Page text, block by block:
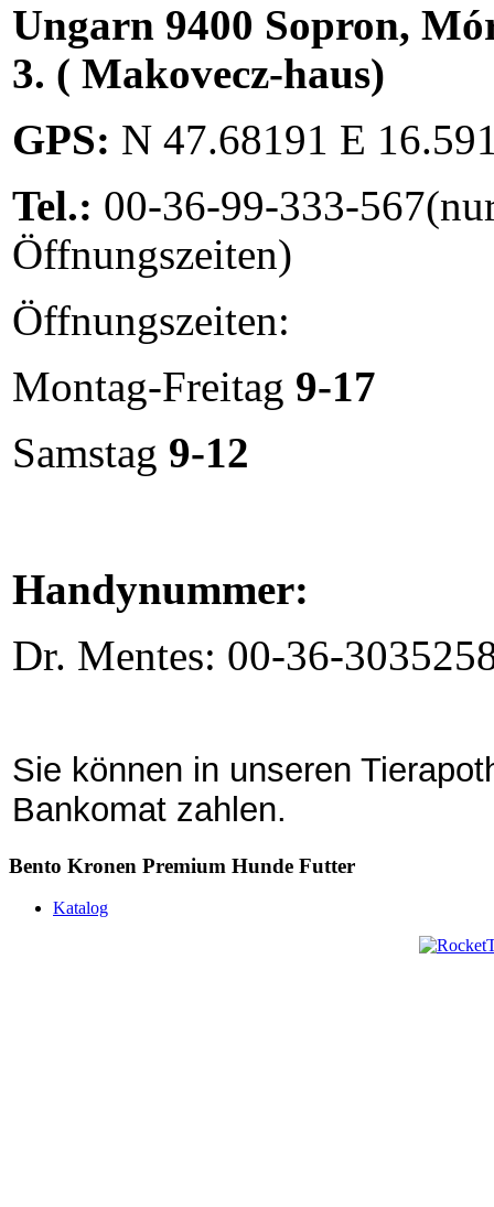
Ungarn 9400 Sopron,
3. ( Makovecz-haus)
GPS: N 47.68191 E
Tel.: 00-36-99-333-
Öffnungszeiten)
Öffnungszeiten:
Montag-Freitag 9-17
Samstag 9-12
Handynummer:
Dr. Mentes: 00-36-303
Sie können in unseren
Bankomat zahlen.
Bento Kronen Premium Hunde Futter
Katalog